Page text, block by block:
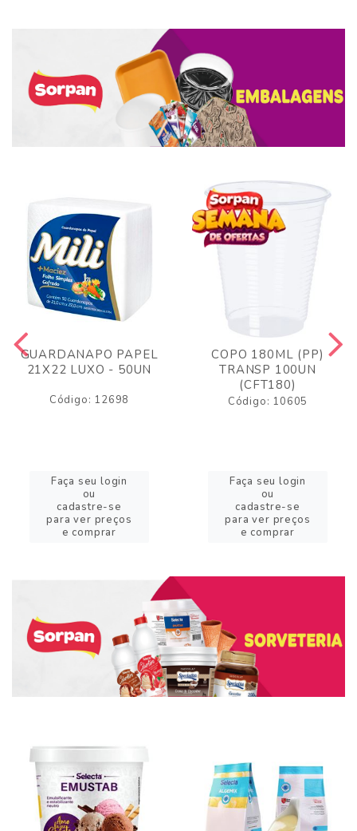
GUARDANAPO PAPEL
21X22 LUXO - 50UN
Código: 12698
Faça seu login
ou
cadastre-se
para ver preços
e comprar
COPO 180ML (PP)
TRANSP 100UN
(CFT180)
Código: 10605
Faça seu login
ou
cadastre-se
para ver preços
e comprar